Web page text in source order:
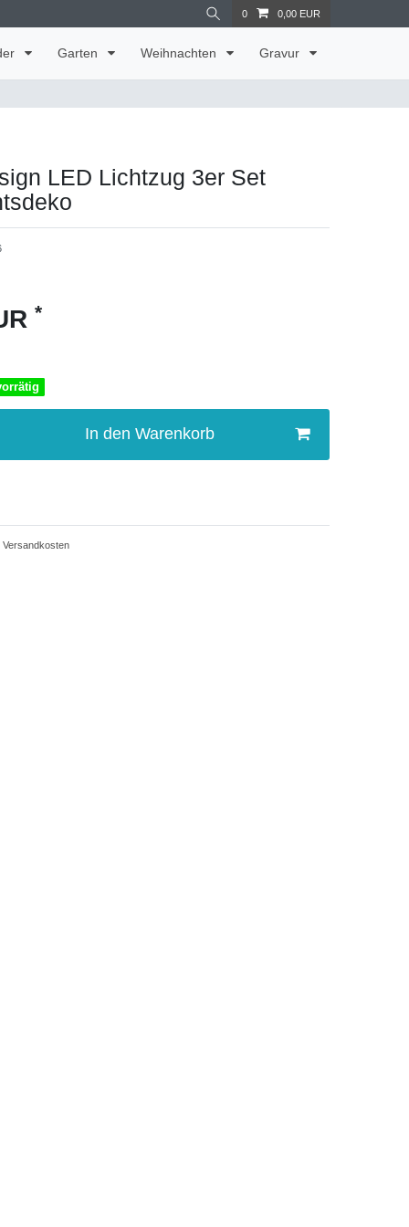
0 0,00 EUR
Garten Weihnachten Gravur
LED Lichtzug 3er Set
*
In den Warenkorb
Versandkosten